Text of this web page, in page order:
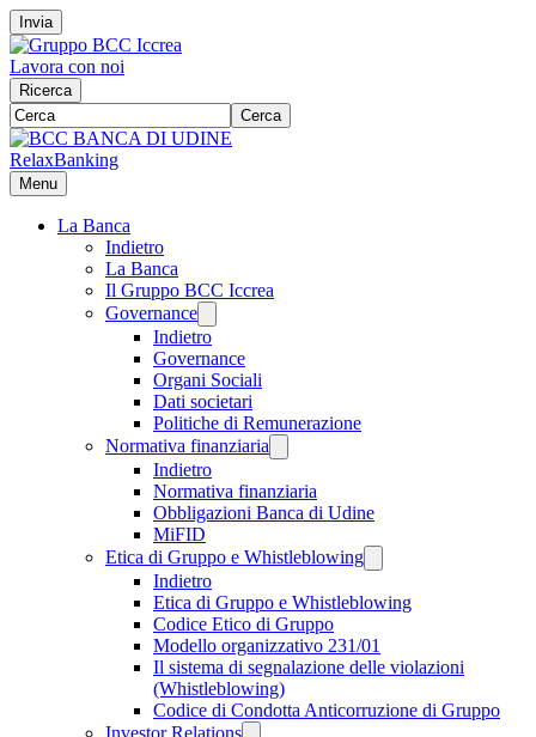
Invia
Lavora con noi
Ricerca
Cerca
RelaxBanking
Menu
La Banca
Indietro
La Banca
Il Gruppo BCC Iccrea
Governance
Indietro
Governance
Organi Sociali
Dati societari
Politiche di Remunerazione
Normativa finanziaria
Indietro
Normativa finanziaria
Obbligazioni Banca di Udine
MiFID
Etica di Gruppo e Whistleblowing
Indietro
Etica di Gruppo e Whistleblowing
Codice Etico di Gruppo
Modello organizzativo 231/01
Il sistema di segnalazione delle violazioni
(Whistleblowing)
Codice di Condotta Anticorruzione di Gruppo
Investor Relations